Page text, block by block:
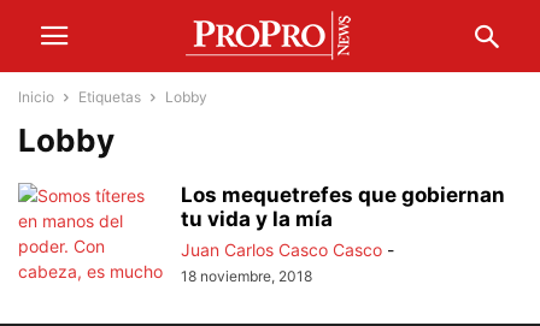
Inicio Etiquetas Lobby
Lobby
Los mequetrefes que gobiernan
tu vida y la mía
Juan Carlos Casco Casco -
18 noviembre, 2018